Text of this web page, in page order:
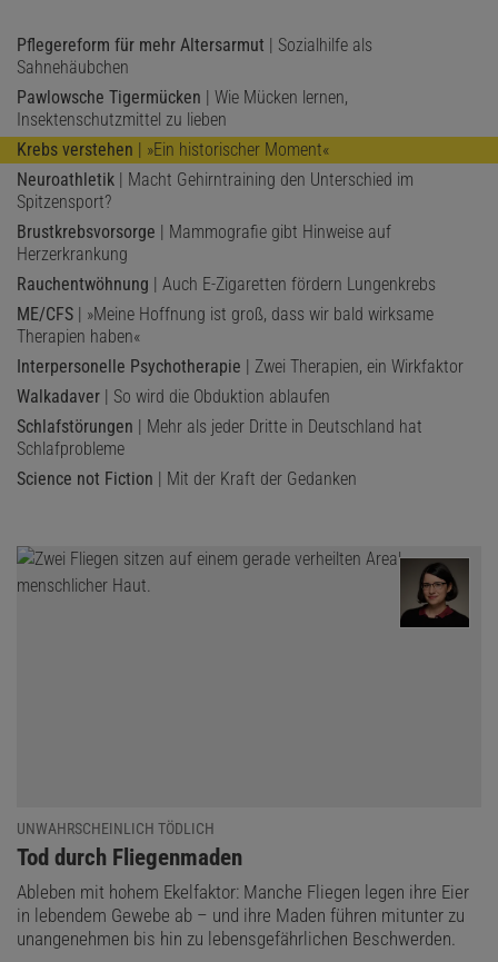
Pflegereform für mehr Altersarmut | Sozialhilfe als
Sahnehäubchen
Pawlowsche Tigermücken | Wie Mücken lernen,
Insektenschutzmittel zu lieben
Krebs verstehen | »Ein historischer Moment«
Neuroathletik | Macht Gehirntraining den Unterschied im
Spitzensport?
Brustkrebsvorsorge | Mammografie gibt Hinweise auf
Herzerkrankung
Rauchentwöhnung | Auch E-Zigaretten fördern Lungenkrebs
ME/CFS | »Meine Hoffnung ist groß, dass wir bald wirksame
Therapien haben«
Interpersonelle Psychotherapie | Zwei Therapien, ein Wirkfaktor
Walkadaver | So wird die Obduktion ablaufen
Schlafstörungen | Mehr als jeder Dritte in Deutschland hat
Schlafprobleme
Science not Fiction | Mit der Kraft der Gedanken
UNWAHRSCHEINLICH TÖDLICH
:
Tod durch Fliegenmaden
Ableben mit hohem Ekelfaktor: Manche Fliegen legen ihre Eier
in lebendem Gewebe ab – und ihre Maden führen mitunter zu
unangenehmen bis hin zu lebensgefährlichen Beschwerden.